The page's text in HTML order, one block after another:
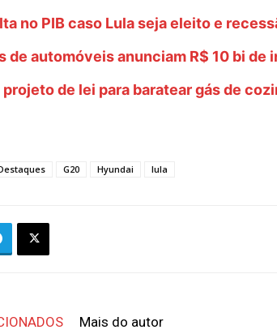
no PIB caso Lula seja eleito e
de automóveis anunciam R$ 10 bi de
projeto de lei para baratear gás de
G20 Hyundai lula
Mais do autor